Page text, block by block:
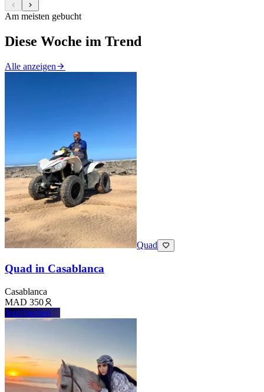
Am meisten gebucht
Diese Woche im Trend
Alle anzeigen
Quad
Quad in Casablanca
Casablanca
MAD 350
Jetzt buchen